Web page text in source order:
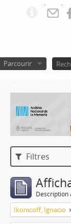
Parcourir
Filtres
Description
Ikonicoff, Ignacio